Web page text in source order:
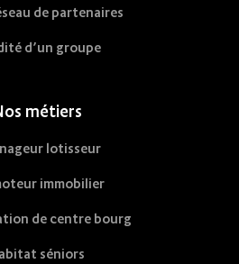
de partenaires
d’un groupe
métiers
lotisseur
immobilier
de centre bourg
séniors